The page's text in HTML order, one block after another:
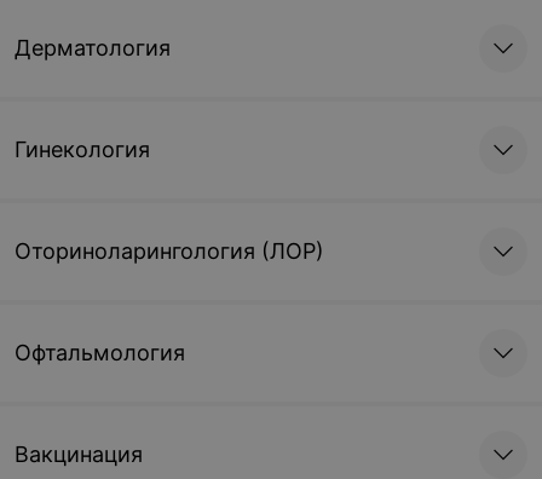
Дерматология
Гинекология
Оториноларингология (ЛОР)
Офтальмология
Вакцинация